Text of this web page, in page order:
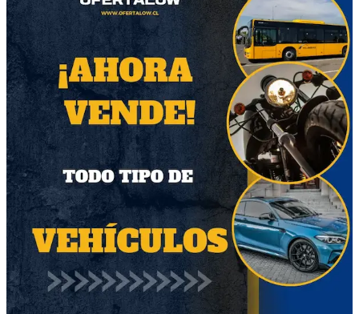
60
Zapatillas hombre
$34.000
Región Metropolitana
Producto Nuevo
Foco volkswagen
derecho 2016
$85.000
Región Metropolitana
Producto Usado